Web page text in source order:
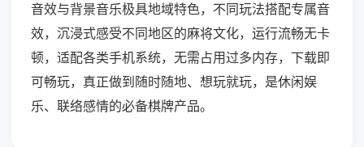
音效与背景音乐极具地域特色，不同玩法搭配专属音
效，沉浸式感受不同地区的麻将文化，运行流畅无卡
顿，适配各类手机系统，无需占用过多内存，下载即
可畅玩，真正做到随时随地、想玩就玩，是休闲娱
乐、联络感情的必备棋牌产品。